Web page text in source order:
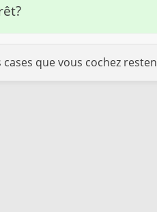
cases que vous cochez